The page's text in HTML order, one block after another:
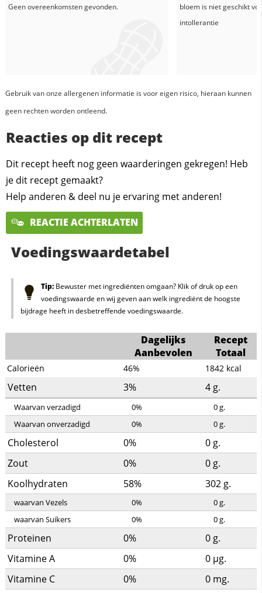
Geen overeenkomsten gevonden. bloemis niet geschikt
intollerantie
Gebruik van onze allergenen informatie is voor eigen risico, hieraan kunnen
geen rechten worden ontleend.
Reacties op dit recept
Dit recept heeft nog geen waarderingen gekregen! Heb
je dit recept gemaakt?
Help anderen & deel nu je ervaring met anderen!
REACTIE ACHTERLATEN
Voedingswaardetabel
Tip:Bewuster met ingrediënten omgaan? Klik of druk op een
voedingswaarde en wij geven aan welk ingrediënt de hoogste
bijdrage heeft in desbetreffende voedingswaarde.
Dagelijks
Aanbevolen
Recept
Totaal
Calorieën 46% 1842 kcal
Vetten 3% 4 g.
Waarvan verzadigd 0% 0g.
Waarvan onverzadigd
0% 0g.
Cholesterol 0% 0 g.
Zout
0% 0 g.
Koolhydraten
58% 302 g.
waarvan Vezels 0% 0g.
waarvan Suikers
0% 0g.
Proteinen 0% 0 g.
Vitamine A
0% 0 µg.
Vitamine C
0% 0 mg.